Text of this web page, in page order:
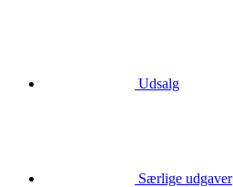
Udsalg
Særlige udgaver